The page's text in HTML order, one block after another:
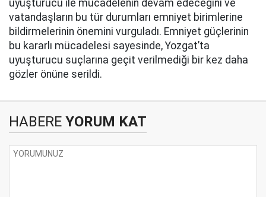
uyuşturucu ile mücadelenin devam edeceğini ve
vatandaşların bu tür durumları emniyet birimlerine
bildirmelerinin önemini vurguladı. Emniyet güçlerinin
bu kararlı mücadelesi sayesinde, Yozgat’ta
uyuşturucu suçlarına geçit verilmediği bir kez daha
gözler önüne serildi.
HABERE YORUM KAT